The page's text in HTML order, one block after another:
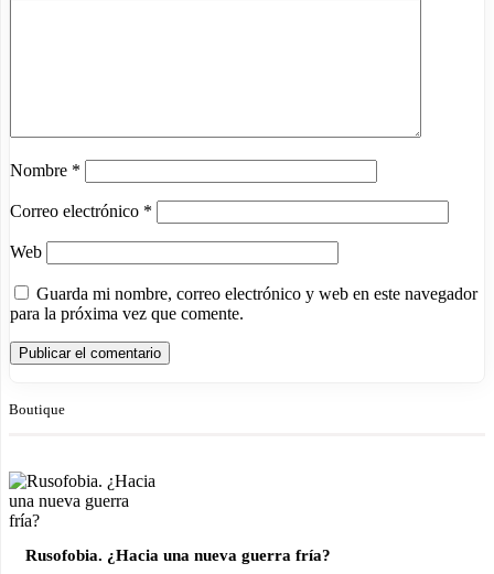
Nombre *
Correo electrónico *
Web
Guarda mi nombre, correo electrónico y web en este navegador
para la próxima vez que comente.
Boutique
Rusofobia. ¿Hacia una nueva guerra fría?